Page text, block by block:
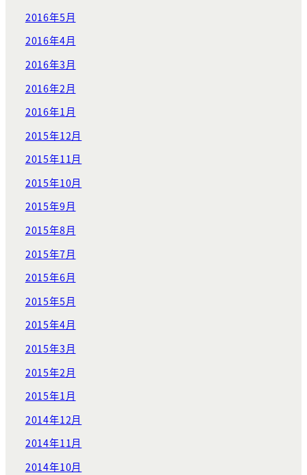
2016年5月
2016年4月
2016年3月
2016年2月
2016年1月
2015年12月
2015年11月
2015年10月
2015年9月
2015年8月
2015年7月
2015年6月
2015年5月
2015年4月
2015年3月
2015年2月
2015年1月
2014年12月
2014年11月
2014年10月